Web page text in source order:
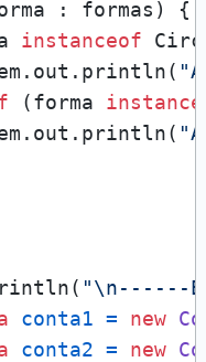
: formas) {
instanceof
(forma
"\n------
conta1 = new
conta2 = new